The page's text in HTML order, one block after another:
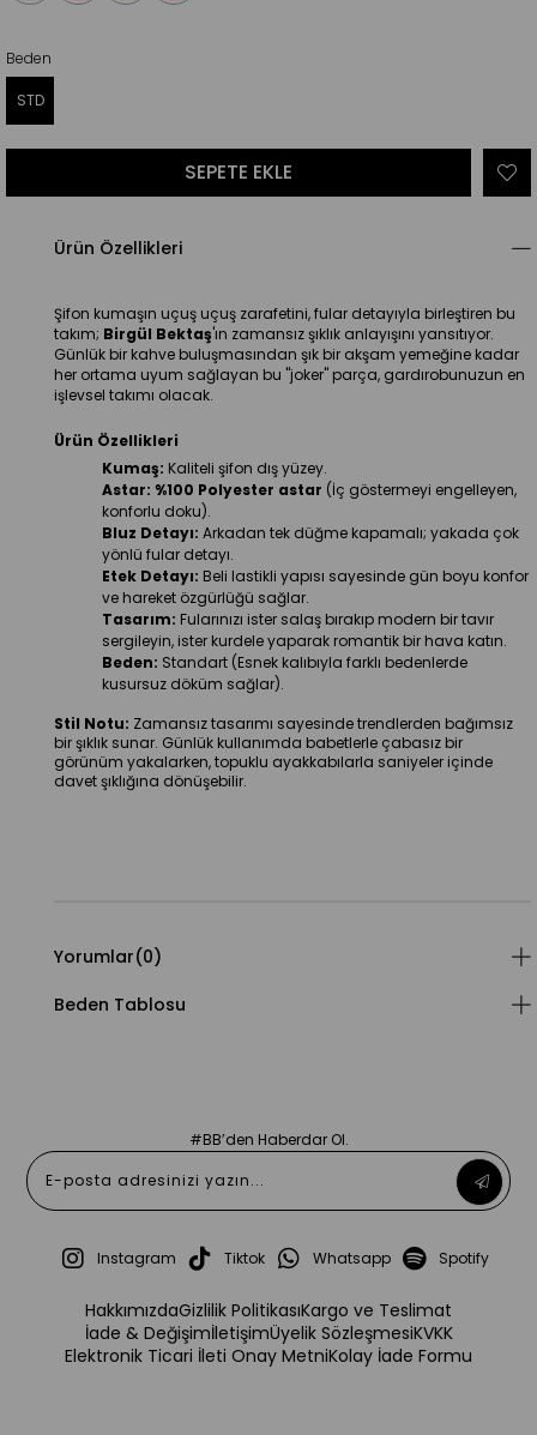
Beden
STD
Ürün Özellikleri
Şifon kumaşın uçuş uçuş zarafetini, fular detayıyla birleştiren bu
takım; Birgül Bektaş'ın zamansız şıklık anlayışını yansıtıyor.
Günlük bir kahve buluşmasından şık bir akşam yemeğine kadar
her ortama uyum sağlayan bu "joker" parça, gardırobunuzun en
işlevsel takımı olacak.
Ürün Özellikleri
Kumaş: Kaliteli şifon dış yüzey.
Astar: %100 Polyester astar (İç göstermeyi engelleyen,
konforlu doku).
Bluz Detayı: Arkadan tek düğme kapamalı; yakada çok
yönlü fular detayı.
Etek Detayı: Beli lastikli yapısı sayesinde gün boyu konfor
ve hareket özgürlüğü sağlar.
Tasarım: Fularınızı ister salaş bırakıp modern bir tavır
sergileyin, ister kurdele yaparak romantik bir hava katın.
Beden: Standart (Esnek kalıbıyla farklı bedenlerde
kusursuz döküm sağlar).
Stil Notu: Zamansız tasarımı sayesinde trendlerden bağımsız
bir şıklık sunar. Günlük kullanımda babetlerle çabasız bir
görünüm yakalarken, topuklu ayakkabılarla saniyeler içinde
davet şıklığına dönüşebilir.
Yorumlar(0)
Beden Tablosu
#BB’den Haberdar Ol.
Instagram Tiktok Whatsapp Spotify
HakkımızdaGizlilik PolitikasıKargo ve Teslimat
İade & DeğişimİletişimÜyelik SözleşmesiKVKK
Elektronik Ticari İleti Onay MetniKolay İade Formu